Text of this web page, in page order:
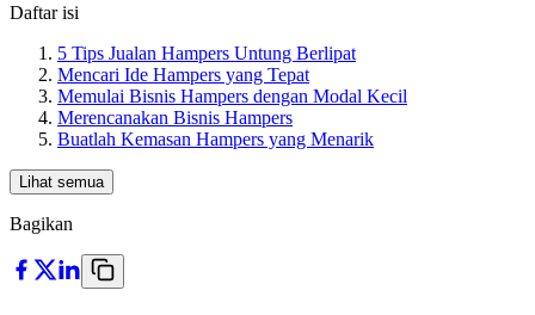
Daftar isi
5 Tips Jualan Hampers Untung Berlipat
Mencari Ide Hampers yang Tepat
Memulai Bisnis Hampers dengan Modal Kecil
Merencanakan Bisnis Hampers
Buatlah Kemasan Hampers yang Menarik
Lihat semua
Bagikan